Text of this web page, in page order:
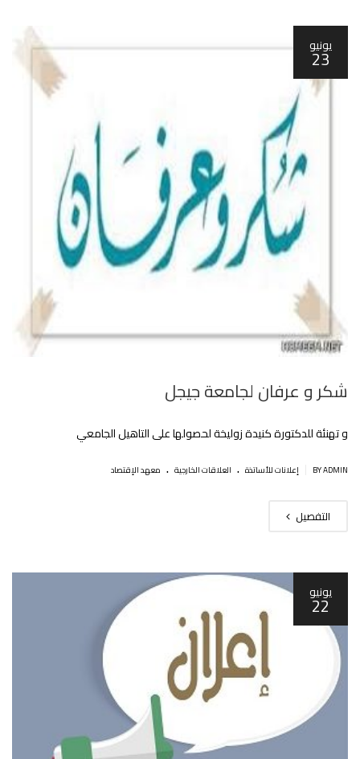
يونيو
23
شكر و عرفان لجامعة جيجل
و تهنئة للدكتورة كنيدة زوليخة لحصولها على التاهيل الجامعي
BY ADMIN إعلانات للأساتذة . العلاقات الخارجية . معهد الإقتصاد
التفصيل
يونيو
22